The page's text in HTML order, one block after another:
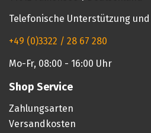
Telefonische Unterstützung
+49 (0)3322 / 28 67 280
Mo-Fr, 08:00 - 16:00 Uhr
Shop Service
Zahlungsarten
Versandkosten